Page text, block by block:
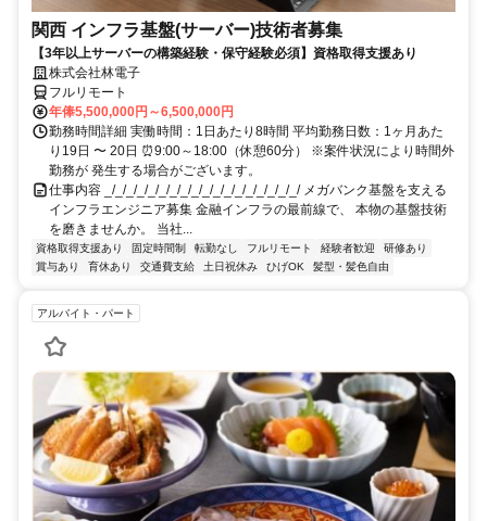
関西 インフラ基盤(サーバー)技術者募集
【3年以上サーバーの構築経験・保守経験必須】資格取得支援あり
株式会社林電子
フルリモート
年俸5,500,000円～6,500,000円
勤務時間詳細 実働時間：1日あたり8時間 平均勤務日数：1ヶ月あた
り19日 〜 20日 ⏰9:00～18:00（休憩60分） ※案件状況により時間外
勤務が 発生する場合がございます。
仕事内容 _/_/_/_/_/_/_/_/_/_/_/_/_/_/_/_/_/_/ メガバンク基盤を支える
インフラエンジニア募集 金融インフラの最前線で、 本物の基盤技術
を磨きませんか。 当社...
資格取得支援あり 固定時間制 転勤なし フルリモート 経験者歓迎
研修あり
賞与あり
育休あり 交通費支給 土日祝休み ひげOK 髪型・髪色自由
アルバイト・パート